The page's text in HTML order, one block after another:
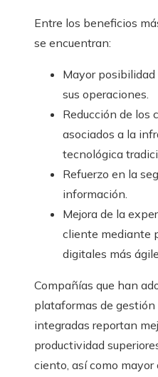
Entre los beneficios
se encuentran:
Mayor
sus operaciones.
Reducción de los
asociados a la
tecnológica
Refuerzo en la
información.
Mejora de la
cliente mediante
digitales más
Compañías que han
plataformas de gestión
integradas reportan
productividad
ciento, así como mayor